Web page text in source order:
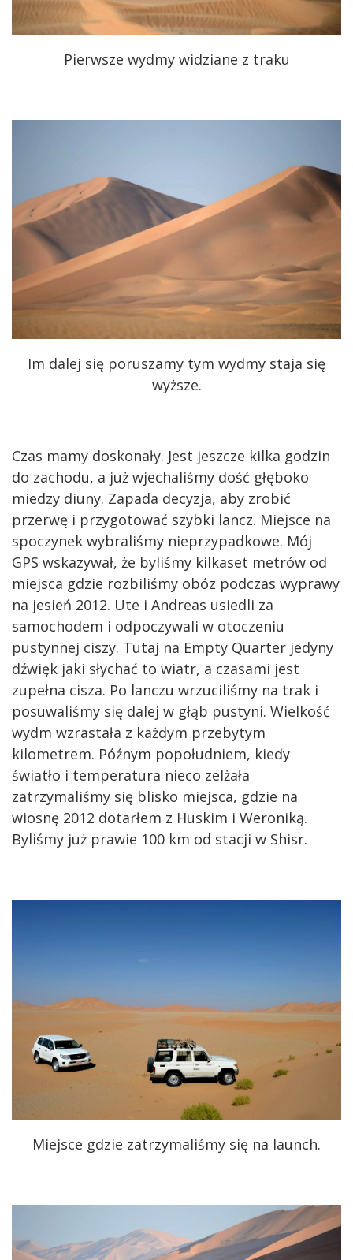
Pierwsze wydmy widziane z traku
Im dalej się poruszamy tym wydmy staja się
wyższe.
Czas mamy doskonały. Jest jeszcze kilka godzin
do zachodu, a już wjechaliśmy dość głęboko
miedzy diuny. Zapada decyzja, aby zrobić
przerwę i przygotować szybki lancz. Miejsce na
spoczynek wybraliśmy nieprzypadkowe. Mój
GPS wskazywał, że byliśmy kilkaset metrów od
miejsca gdzie rozbiliśmy obóz podczas wyprawy
na jesień 2012. Ute i Andreas usiedli za
samochodem i odpoczywali w otoczeniu
pustynnej ciszy. Tutaj na Empty Quarter jedyny
dźwięk jaki słychać to wiatr, a czasami jest
zupełna cisza. Po lanczu wrzuciliśmy na trak i
posuwaliśmy się dalej w głąb pustyni. Wielkość
wydm wzrastała z każdym przebytym
kilometrem. Późnym popołudniem, kiedy
światło i temperatura nieco zelżała
zatrzymaliśmy się blisko miejsca, gdzie na
wiosnę 2012 dotarłem z Huskim i Weroniką.
Byliśmy już prawie 100 km od stacji w Shisr.
Miejsce gdzie zatrzymaliśmy się na launch.